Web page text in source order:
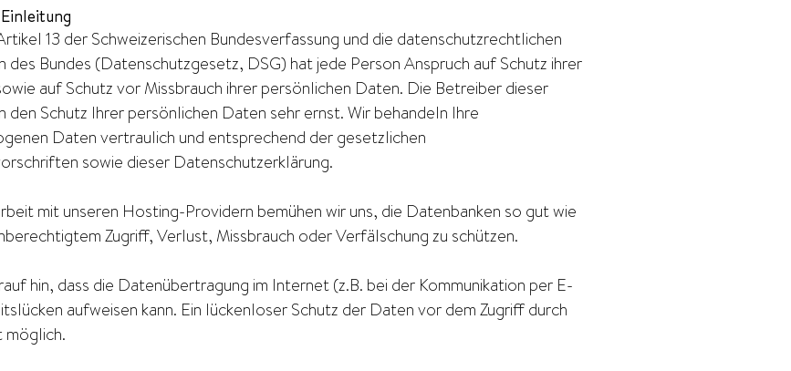
13 der Schweizerischen Bundesverfassung und die datenschutzrechtlichen
des Bundes (Datenschutzgesetz, DSG) hat jede Person Anspruch auf Schutz ihrer
auf Schutz vor Missbrauch ihrer persönlichen Daten. Die Betreiber dieser
den Schutz Ihrer persönlichen Daten sehr ernst. Wir behandeln Ihre
Daten vertraulich und entsprechend der gesetzlichen
sowie dieser Datenschutzerklärung.
mit unseren Hosting-Providern bemühen wir uns, die Datenbanken so gut wie
Zugriff, Verlust, Missbrauch oder Verfälschung zu schützen.
hin, dass die Datenübertragung im Internet (z.B. bei der Kommunikation per E-
aufweisen kann. Ein lückenloser Schutz der Daten vor dem Zugriff durch
möglich.